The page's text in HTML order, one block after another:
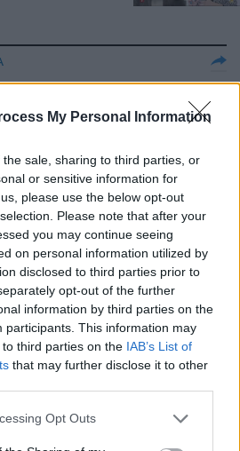
My Personal Information
sale, sharing to third parties, or
or sensitive information for
please use the below opt-out
Please note that after your
you may continue seeing
on personal information utilized by
disclosed to third parties prior to
opt-out of the further
information by third parties on the
participants. This information may
third parties on the IAB’s List of
that may further disclose it to other
Opt Outs
la moglie
la sua
alla coop di
il cda e
650mila euro
Come Chiara
di De